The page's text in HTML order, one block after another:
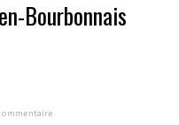
Bourbonnais